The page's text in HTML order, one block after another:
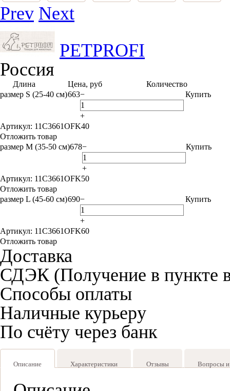
Prev Next
PETPROFI
Россия
Длина Цена, руб
Количество
размер S (25-40 см)663−
+
Купить
Артикул: 11C3661OFK40
Отложить товар
размер M (35-50 см)678−
+
Купить
Артикул: 11C3661OFK50
Отложить товар
размер L (45-60 см)690−
+
Купить
Артикул: 11C3661OFK60
Отложить товар
Доставка
СДЭК (Получение в пункте
Способы оплаты
Наличные курьеру
По счёту через банк
Описание Характеристики Отзывы Вопросы и